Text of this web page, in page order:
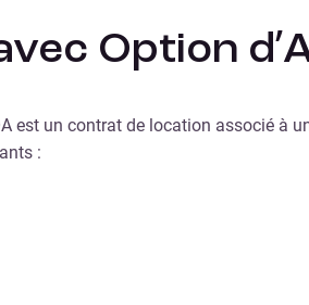
Option
est un contrat de location associé
: